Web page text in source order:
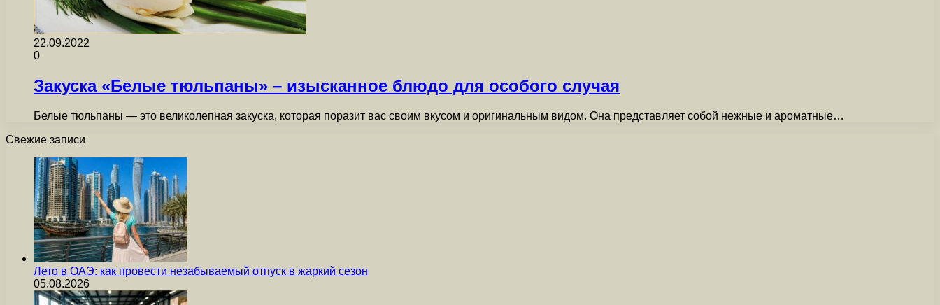
22.09.2022
0
Закуска «Белые тюльпаны» – изысканное блюдо для особого случая
Белые тюльпаны — это великолепная закуска, которая поразит вас своим вкусом и оригинальным видом. Она представляет собой нежные и ароматные…
Свежие записи
Лето в ОАЭ: как провести незабываемый отпуск в жаркий сезон
05.08.2026